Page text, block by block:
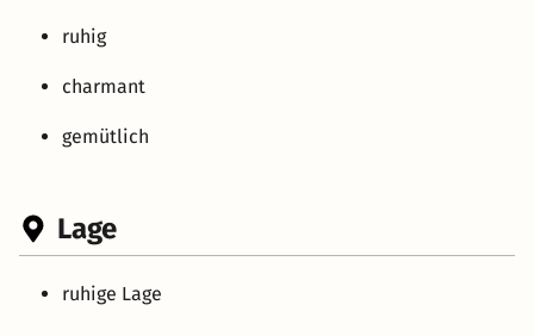
ruhig
charmant
gemütlich
Lage
ruhige Lage